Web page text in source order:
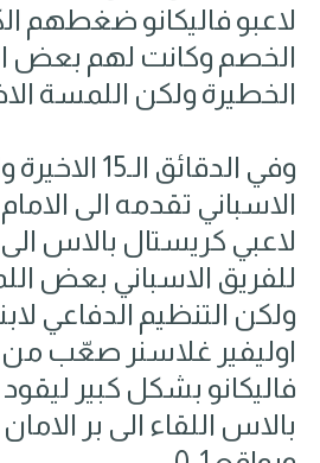
لاعبو فاليكانو ضغطهم
الخصم وكانت لهم بعض
الخطيرة ولكن اللمسة
وفي الدقائق
الاسباني تقدمه الى
لاعبي كريستال بالاس الى
للفريق الاسباني بعض
ولكن التنظيم الدفاعي
اوليفير غلاسنر صعّب
فاليكانو بشكل كبير
بالاس اللقاء الى بر